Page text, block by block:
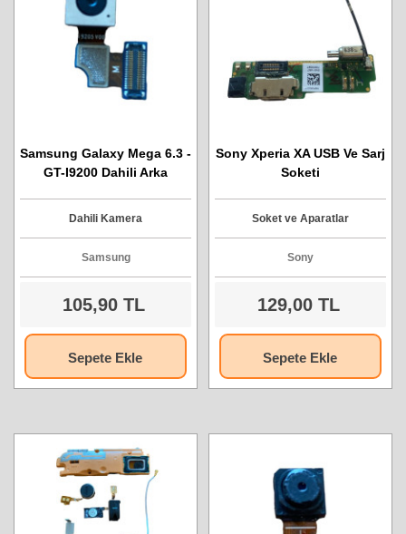
Samsung Galaxy Mega 6.3 -
GT-I9200 Dahili Arka
Dahili Kamera
Samsung
105,90 TL
Sepete Ekle
Sony Xperia XA USB Ve Sarj
Soketi
Soket ve Aparatlar
Sony
129,00 TL
Sepete Ekle